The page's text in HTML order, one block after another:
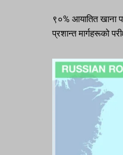
९०% आयातित खाना
प्रशान्त मार्गहरूको